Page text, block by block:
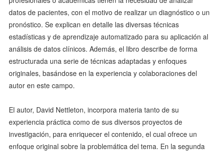
datos de pacientes, con el motivo de realizar un diagnóstico o un
pronóstico. Se explican en detalle las diversas técnicas
estadísticas y de aprendizaje automatizado para su aplicación al
análisis de datos clínicos. Además, el libro describe de forma
estructurada una serie de técnicas adaptadas y enfoques
originales, basándose en la experiencia y colaboraciones del
autor en este campo.
El autor, David Nettleton, incorpora materia tanto de su
experiencia práctica como de sus diversos proyectos de
investigación, para enriquecer el contenido, el cual ofrece un
enfoque original sobre la problemática del tema. En la segunda